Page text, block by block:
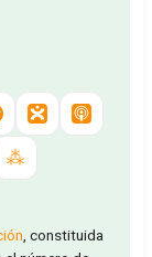
, constituida